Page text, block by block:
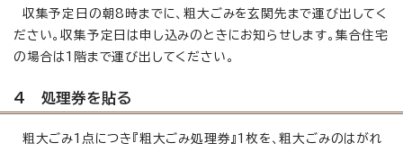
収集予定日の朝8時までに、粗大ごみを玄関先まで運び出してく
ださい。収集予定日は申し込みのときにお知らせします。集合住宅
の場合は1階まで運び出してください。
4 処理券を貼る
粗大ごみ1点につき『粗大ごみ処理券』1枚を、粗大ごみのはがれ